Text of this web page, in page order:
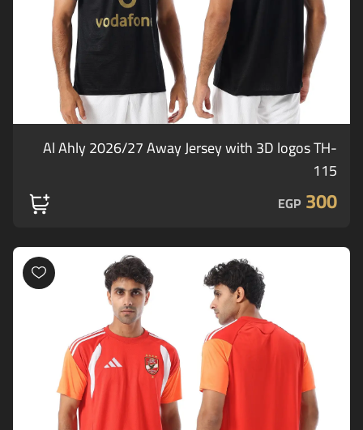
Al Ahly 2026/27 Away Jersey with 3D logos TH-
115
300
EGP